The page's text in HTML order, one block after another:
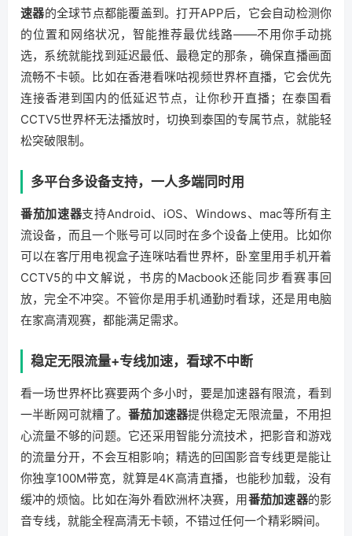
速器的全球节点都能覆盖到。打开APP后，它会自动检测你
的位置和网络状况，智能推荐最优线路——不用你手动挑
选，系统就能找到延迟最低、最稳定的那条，确保直播画面
流畅不卡顿。比如在香港看咪咕视频世界杯直播，它会优先
连接香港到国内的低延迟节点，让你秒开直播；在泰国看
CCTV5世界杯无法播放时，切换到泰国的专属节点，就能轻
松突破限制。
多平台多设备支持，一人多端同时用
番茄加速器支持Android、iOS、Windows、mac等所有主
流设备，而且一个账号可以同时在多个设备上使用。比如你
可以在客厅用电视盒子连咪咕看世界杯，卧室里用手机开着
CCTV5的中文解说，书房的Macbook还能同步看赛事回
放，完全不冲突。不管你是用手机通勤时看球，还是用电脑
在家高清观赛，都能满足需求。
稳定无限流量+专线加速，看球不中断
看一场世界杯比赛要两个多小时，要是加速器有限流，看到
一半断网可就糟了。番茄加速器提供稳定无限流量，不用担
心流量不够的问题。它还采用智能分流技术，把影音和游戏
的流量分开，不会互相影响；精选的回国影音专线更是能让
你独享100M带宽，就算是4K高清直播，也能秒加载，没有
缓冲的烦恼。比如在海外看欧洲杯决赛，用番茄加速器的影
音专线，就能全程高清无卡顿，不错过任何一个精彩瞬间。